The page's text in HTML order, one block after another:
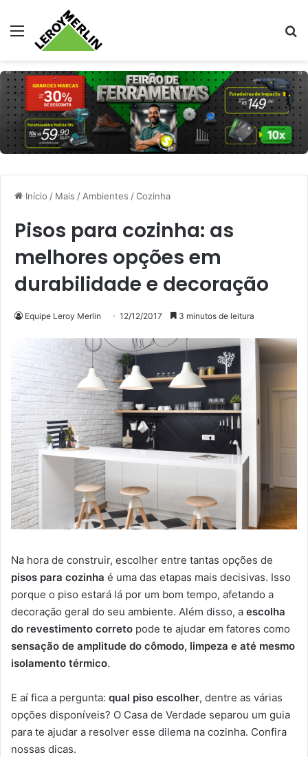
Menu
Início / Mais /Ambientes /Cozinha
Pisos para cozinha: as
melhores opções em
durabilidade e decoração
Equipe Leroy Merlin 12/12/2017 3 minutos de leitura
Na hora de construir, escolher entre tantas opções de
pisos para cozinha é uma das etapas mais decisivas. Isso
porque o piso estará lá por um bom tempo, afetando a
decoração geral do seu ambiente. Além disso, a escolha
do revestimento correto pode te ajudar em fatores como
sensação de amplitude do cômodo, limpeza e até mesmo
isolamento térmico.
E aí fica a pergunta: qual piso escolher, dentre as várias
opções disponíveis? O Casa de Verdade separou um guia
para te ajudar a resolver esse dilema na cozinha. Confira
nossas dicas.